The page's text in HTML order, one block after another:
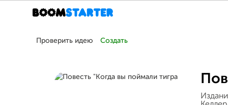
Проверить идею Создать